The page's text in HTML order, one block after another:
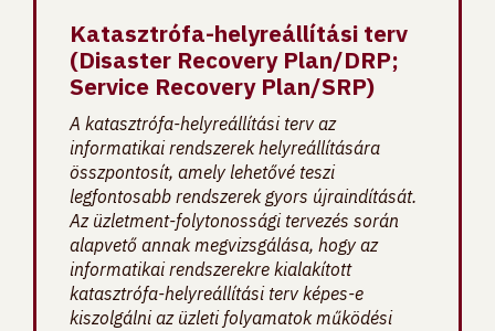
Katasztrófa-helyreállítási terv
(Disaster Recovery Plan/DRP;
Service Recovery Plan/SRP)
A katasztrófa-helyreállítási terv az
informatikai rendszerek helyreállítására
összpontosít, amely lehetővé teszi
legfontosabb rendszerek gyors újraindítását.
Az üzletment-folytonossági tervezés során
alapvető annak megvizsgálása, hogy az
informatikai rendszerekre kialakított
katasztrófa-helyreállítási terv képes-e
kiszolgálni az üzleti folyamatok működési